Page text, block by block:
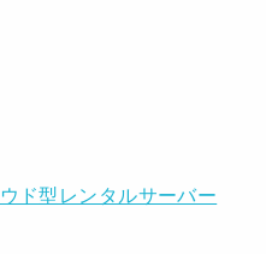
ド型レンタルサーバー